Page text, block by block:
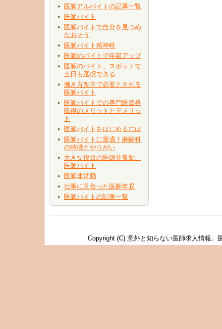
医師アルバイトの記事一覧
医師バイト
医師バイトで自分を見つめ
なおそう
医師バイト精神科
医師のバイトで年収アップ
医師のバイト、スポットで
土日も選択できる
働き方改革で必要とされる
医師バイト
医師バイトでの専門医資格
取得のメリットとデメリッ
ト
医師バイトをはじめるには
医師バイトに最適！麻酔科
の特徴とやりがい
大きな役目の医師非常勤、
医師バイト
医師非常勤
仕事に見合った医師年収
医師バイトの記事一覧
Copyright (C) 意外と知らない医師求人情報。